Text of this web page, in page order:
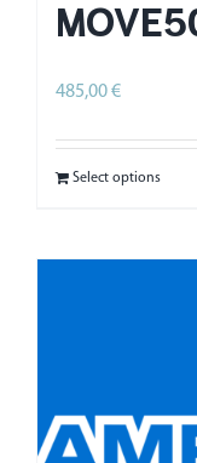
485,00€
Select options